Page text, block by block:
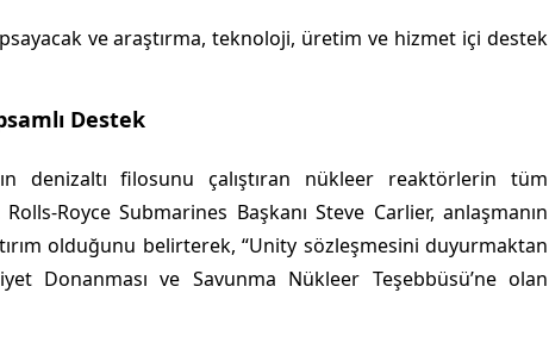
ve araştırma, teknoloji, üretim ve hizmet içi destek
Destek
denizaltı filosunu çalıştıran nükleer reaktörlerin tüm
Royce Submarines Başkanı Steve Carlier, anlaşmanın
olduğunu belirterek, “Unity sözleşmesini duyurmaktan
Donanması ve Savunma Nükleer Teşebbüsü’ne olan